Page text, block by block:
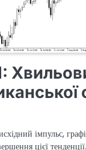
імпульс,
цієї